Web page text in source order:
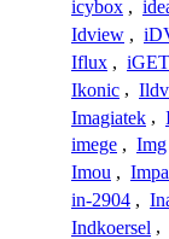
icybox ,
Idview ,
Iflux , iGET
Ikonic ,
Imagiatek ,
imege , Img
Imou ,
in-2904 ,
Indkoersel ,